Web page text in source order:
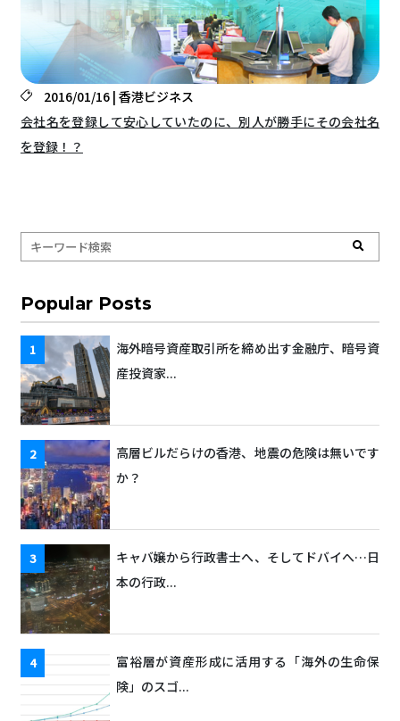
2016/01/16 | 香港ビジネス
会社名を登録して安心していたのに、別人が勝手にその会社名
を登録！？
Popular Posts
海外暗号資産取引所を締め出す金融庁、暗号資
産投資家...
高層ビルだらけの香港、地震の危険は無いです
か？
キャバ嬢から行政書士へ、そしてドバイへ…日
本の行政...
富裕層が資産形成に活用する「海外の生命保
険」のスゴ...